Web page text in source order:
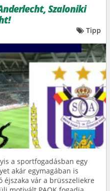
Szaloniki
a sportfogadásban egy
akár egymagában is
vár a brüsszeliekre
Tipp